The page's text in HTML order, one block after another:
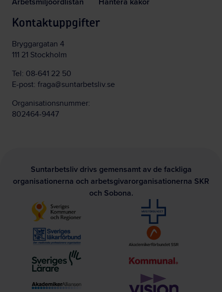
Kontaktuppgifter
Bryggargatan 4
111 21 Stockholm
Tel: 08-641 22 50
E-post: fraga@suntarbetsliv.se
Organisationsnummer:
802464-9447
Suntarbetsliv drivs gemensamt av de fackliga
organisationerna och arbetsgivarorganisationerna SKR
och Sobona.